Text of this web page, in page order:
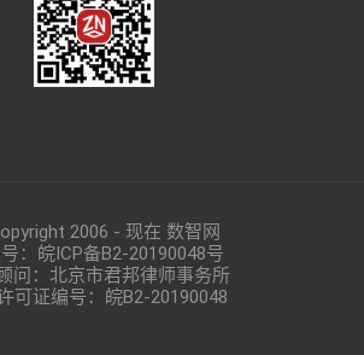
2006 - 现在 数智网
： 皖ICP备B2-20190048号
问：北京市君邦律师事务所
可证编号：皖B2-20190048